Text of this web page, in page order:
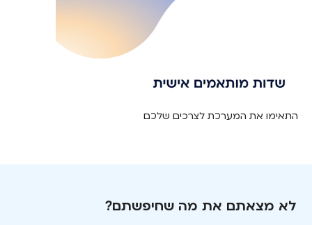
התאימו את המערכת לצרכים שלכם
לא מצאתם את מה שחיפשתם?